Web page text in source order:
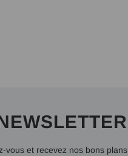
vous et recevez nos bons plans